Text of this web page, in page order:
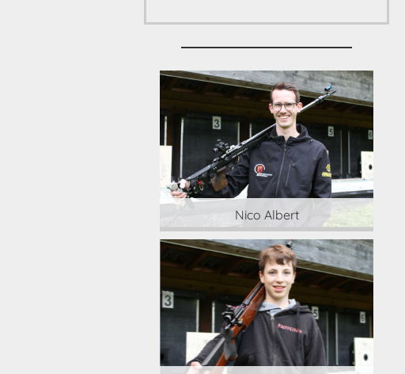
Nico Albert